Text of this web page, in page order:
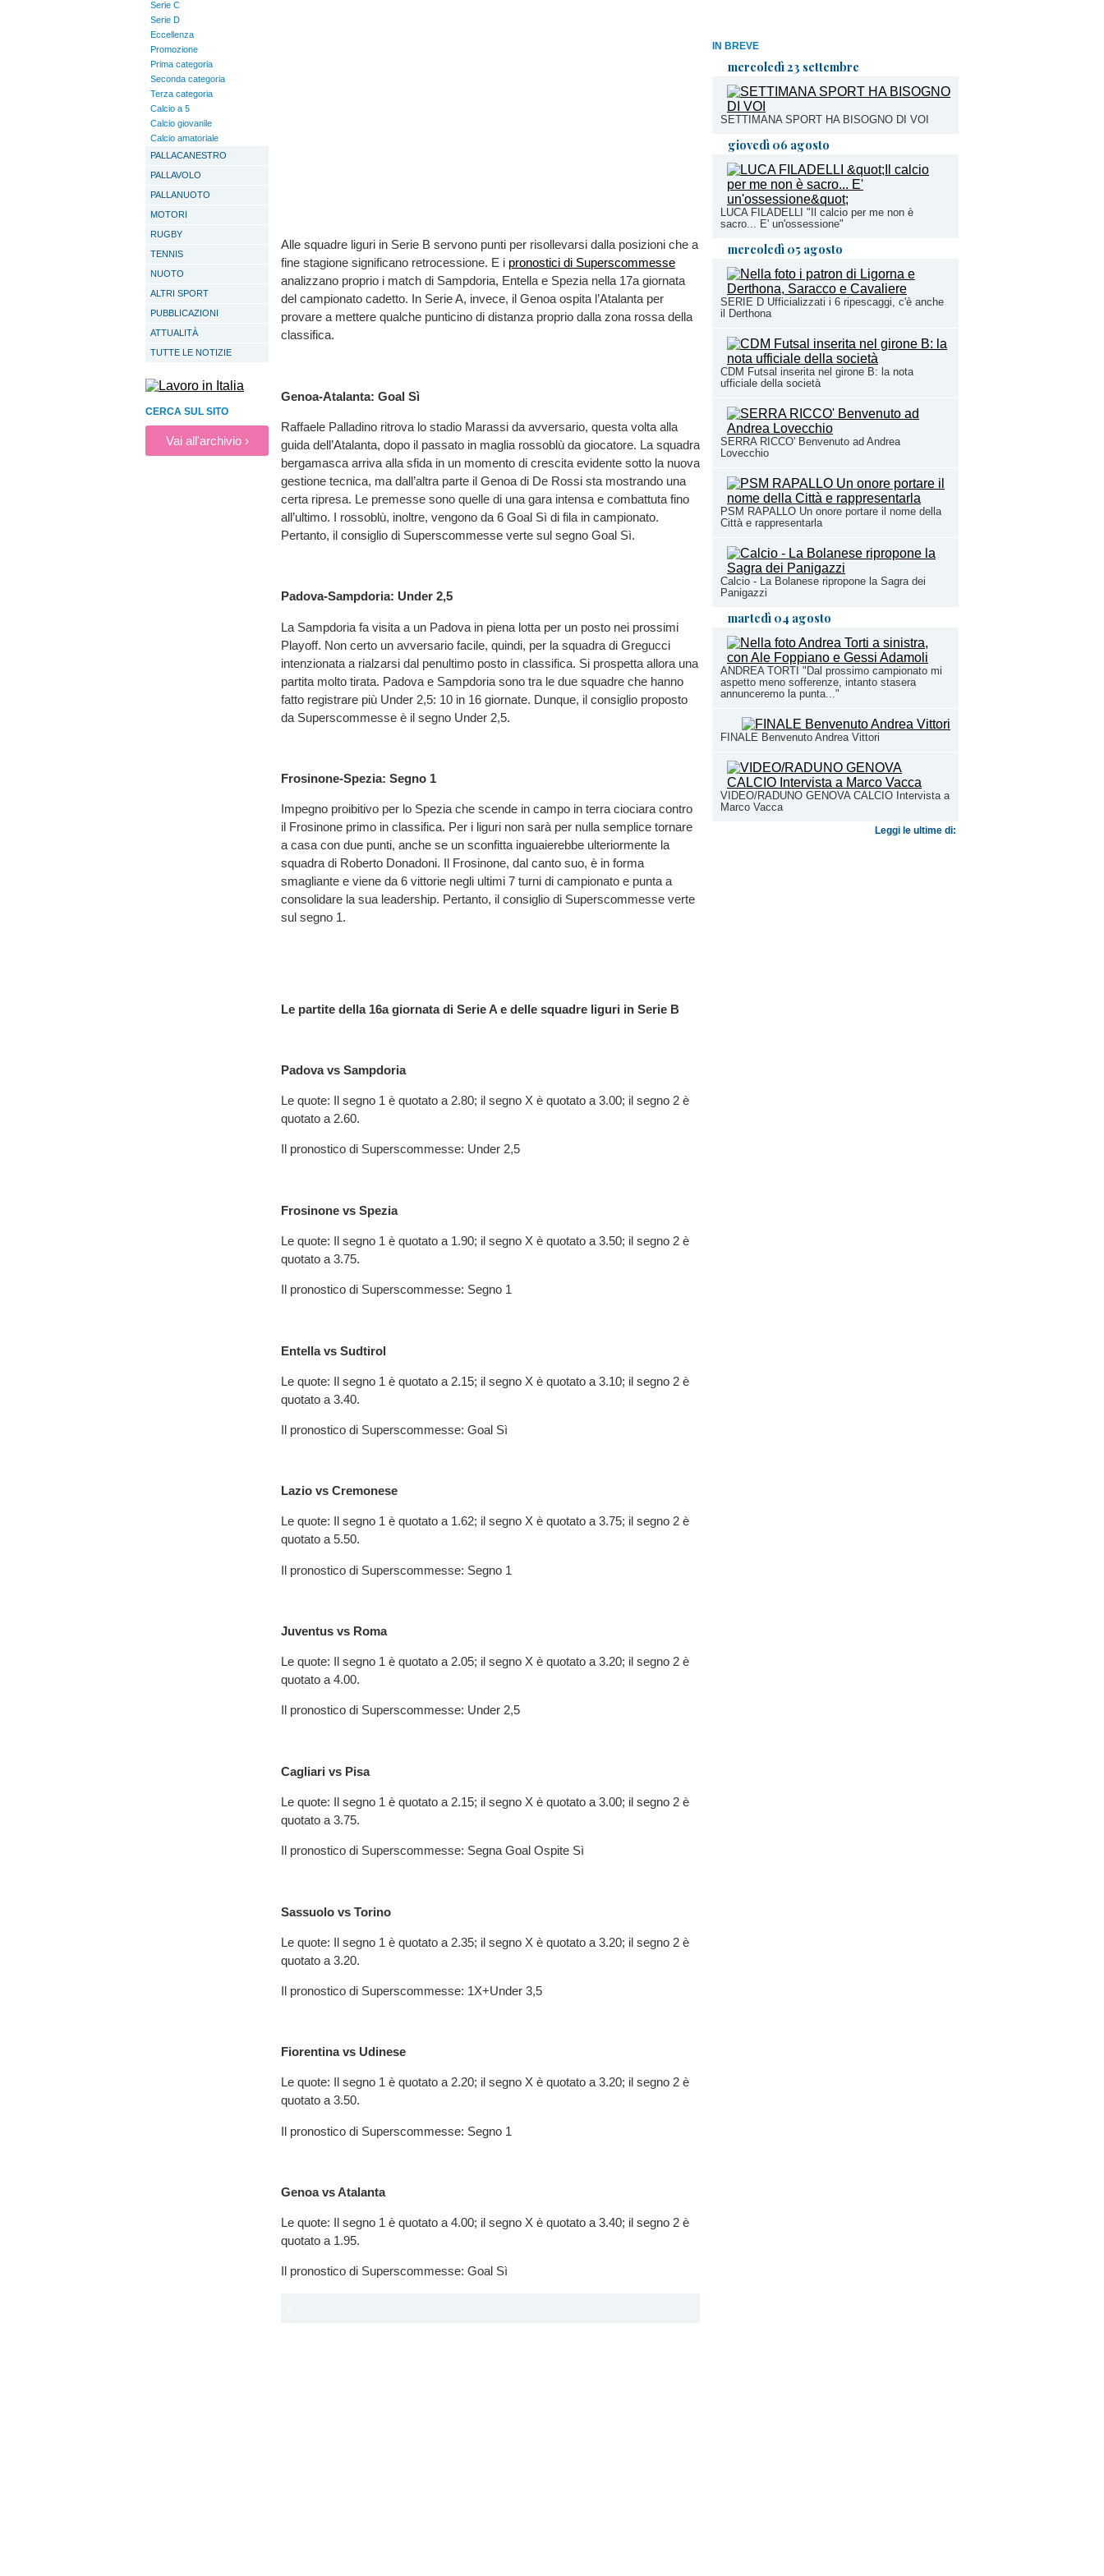
IN BREVE
mercoledì 23 settembre
SETTIMANA SPORT HA BISOGNO DI VOI
giovedì 06 agosto
LUCA FILADELLI "Il calcio per me non è
sacro... E' un'ossessione"
mercoledì 05 agosto
SERIE D Ufficializzati i 6 ripescaggi, c'è anche
il Derthona
CDM Futsal inserita nel girone B: la nota
ufficiale della società
SERRA RICCO' Benvenuto ad Andrea
Lovecchio
PSM RAPALLO Un onore portare il nome della
Città e rappresentarla
Calcio - La Bolanese ripropone la Sagra dei
Panigazzi
martedì 04 agosto
ANDREA TORTI "Dal prossimo campionato mi
aspetto meno sofferenze, intanto stasera
annunceremo la punta..."
FINALE Benvenuto Andrea Vittori
VIDEO/RADUNO GENOVA CALCIO Intervista a
Marco Vacca
Leggi le ultime di:
Serie C
Serie D
Eccellenza
Promozione
Prima categoria
Seconda categoria
Terza categoria
Calcio a 5
Calcio giovanile
Calcio amatoriale
PALLACANESTRO
PALLAVOLO
PALLANUOTO
MOTORI
RUGBY
TENNIS
NUOTO
ALTRI SPORT
PUBBLICAZIONI
ATTUALITÀ
TUTTE LE NOTIZIE
CERCA SUL SITO
Vai all'archivio ›
Alle squadre liguri in Serie B servono punti per risollevarsi dalla posizioni che a
fine stagione significano retrocessione. E i pronostici di Superscommesse
analizzano proprio i match di Sampdoria, Entella e Spezia nella 17a giornata
del campionato cadetto. In Serie A, invece, il Genoa ospita l’Atalanta per
provare a mettere qualche punticino di distanza proprio dalla zona rossa della
classifica.
Genoa-Atalanta: Goal Sì
Raffaele Palladino ritrova lo stadio Marassi da avversario, questa volta alla
guida dell’Atalanta, dopo il passato in maglia rossoblù da giocatore. La squadra
bergamasca arriva alla sfida in un momento di crescita evidente sotto la nuova
gestione tecnica, ma dall’altra parte il Genoa di De Rossi sta mostrando una
certa ripresa. Le premesse sono quelle di una gara intensa e combattuta fino
all’ultimo. I rossoblù, inoltre, vengono da 6 Goal Sì di fila in campionato.
Pertanto, il consiglio di Superscommesse verte sul segno Goal Sì.
Padova-Sampdoria: Under 2,5
La Sampdoria fa visita a un Padova in piena lotta per un posto nei prossimi
Playoff. Non certo un avversario facile, quindi, per la squadra di Gregucci
intenzionata a rialzarsi dal penultimo posto in classifica. Si prospetta allora una
partita molto tirata. Padova e Sampdoria sono tra le due squadre che hanno
fatto registrare più Under 2,5: 10 in 16 giornate. Dunque, il consiglio proposto
da Superscommesse è il segno Under 2,5.
Frosinone-Spezia: Segno 1
Impegno proibitivo per lo Spezia che scende in campo in terra ciociara contro
il Frosinone primo in classifica. Per i liguri non sarà per nulla semplice tornare
a casa con due punti, anche se un sconfitta inguaierebbe ulteriormente la
squadra di Roberto Donadoni. Il Frosinone, dal canto suo, è in forma
smagliante e viene da 6 vittorie negli ultimi 7 turni di campionato e punta a
consolidare la sua leadership. Pertanto, il consiglio di Superscommesse verte
sul segno 1.
Le partite della 16a giornata di Serie A e delle squadre liguri in Serie B
Padova vs Sampdoria
Le quote: Il segno 1 è quotato a 2.80; il segno X è quotato a 3.00; il segno 2 è
quotato a 2.60.
Il pronostico di Superscommesse: Under 2,5
Frosinone vs Spezia
Le quote: Il segno 1 è quotato a 1.90; il segno X è quotato a 3.50; il segno 2 è
quotato a 3.75.
Il pronostico di Superscommesse: Segno 1
Entella vs Sudtirol
Le quote: Il segno 1 è quotato a 2.15; il segno X è quotato a 3.10; il segno 2 è
quotato a 3.40.
Il pronostico di Superscommesse: Goal Sì
Lazio vs Cremonese
Le quote: Il segno 1 è quotato a 1.62; il segno X è quotato a 3.75; il segno 2 è
quotato a 5.50.
Il pronostico di Superscommesse: Segno 1
Juventus vs Roma
Le quote: Il segno 1 è quotato a 2.05; il segno X è quotato a 3.20; il segno 2 è
quotato a 4.00.
Il pronostico di Superscommesse: Under 2,5
Cagliari vs Pisa
Le quote: Il segno 1 è quotato a 2.15; il segno X è quotato a 3.00; il segno 2 è
quotato a 3.75.
Il pronostico di Superscommesse: Segna Goal Ospite Sì
Sassuolo vs Torino
Le quote: Il segno 1 è quotato a 2.35; il segno X è quotato a 3.20; il segno 2 è
quotato a 3.20.
Il pronostico di Superscommesse: 1X+Under 3,5
Fiorentina vs Udinese
Le quote: Il segno 1 è quotato a 2.20; il segno X è quotato a 3.20; il segno 2 è
quotato a 3.50.
Il pronostico di Superscommesse: Segno 1
Genoa vs Atalanta
Le quote: Il segno 1 è quotato a 4.00; il segno X è quotato a 3.40; il segno 2 è
quotato a 1.95.
Il pronostico di Superscommesse: Goal Sì